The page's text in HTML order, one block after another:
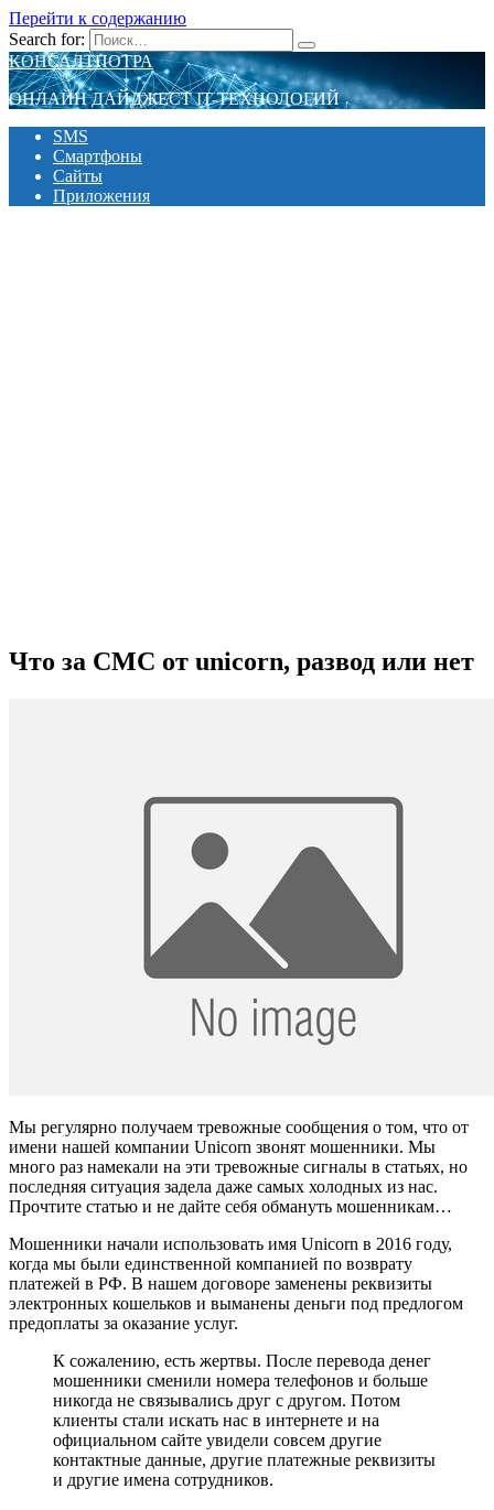
Перейти к содержанию
Search for:
КОНСАЛТПОТРА
ОНЛАЙН ДАЙДЖЕСТ IT-ТЕХНОЛОГИЙ
SMS
Смартфоны
Сайты
Приложения
Что за СМС от unicorn, развод или нет
Мы регулярно получаем тревожные сообщения о том, что от
имени нашей компании Unicorn звонят мошенники. Мы
много раз намекали на эти тревожные сигналы в статьях, но
последняя ситуация задела даже самых холодных из нас.
Прочтите статью и не дайте себя обмануть мошенникам…
Мошенники начали использовать имя Unicorn в 2016 году,
когда мы были единственной компанией по возврату
платежей в РФ. В нашем договоре заменены реквизиты
электронных кошельков и выманены деньги под предлогом
предоплаты за оказание услуг.
К сожалению, есть жертвы. После перевода денег
мошенники сменили номера телефонов и больше
никогда не связывались друг с другом. Потом
клиенты стали искать нас в интернете и на
официальном сайте увидели совсем другие
контактные данные, другие платежные реквизиты
и другие имена сотрудников.